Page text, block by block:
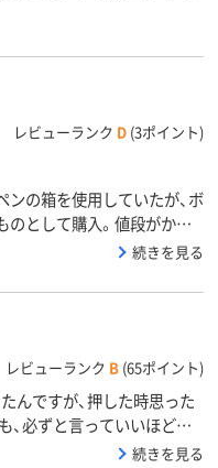
レビューランク D (3ポイント)
ンの箱を使用していたが、ボ
のとして購入。値段がかけ
それにしては、しっかりした
した。
続きを見る
レビューランク B (65ポイント)
んですが、押した時思った
、必ずと言っていいほど片
さえます。まあ値段からし
続きを見る